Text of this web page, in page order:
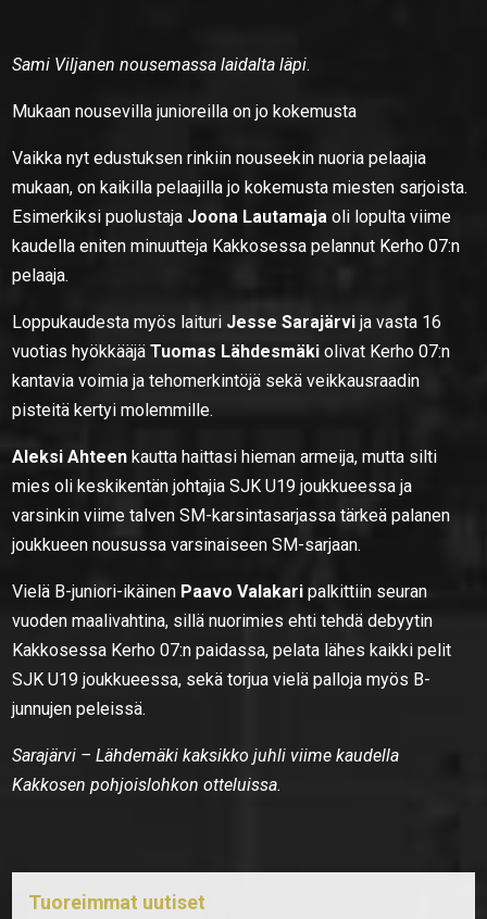
Sami Viljanen nousemassa laidalta läpi.
Mukaan nousevilla junioreilla on jo kokemusta
Vaikka nyt edustuksen rinkiin nouseekin nuoria pelaajia
mukaan, on kaikilla pelaajilla jo kokemusta miesten sarjoista.
Esimerkiksi puolustaja Joona Lautamaja oli lopulta viime
kaudella eniten minuutteja Kakkosessa pelannut Kerho 07:n
pelaaja.
Loppukaudesta myös laituri Jesse Sarajärvi ja vasta 16
vuotias hyökkääjäTuomas Lähdesmäki olivat Kerho 07:n
kantavia voimia ja tehomerkintöjä sekä veikkausraadin
pisteitä kertyi molemmille.
Aleksi Ahteen kautta haittasi hieman armeija, mutta silti
mies oli keskikentän johtajia SJK U19 joukkueessa ja
varsinkin viime talven SM-karsintasarjassa tärkeä palanen
joukkueen nousussa varsinaiseen SM-sarjaan.
Vielä B-juniori-ikäinen Paavo Valakari palkittiin seuran
vuoden maalivahtina, sillä nuorimies ehti tehdä debyytin
Kakkosessa Kerho 07:n paidassa, pelata lähes kaikki pelit
SJK U19 joukkueessa, sekä torjua vielä palloja myös B-
junnujen peleissä.
Sarajärvi – Lähdemäki kaksikko juhli viime kaudella
Kakkosen pohjoislohkon otteluissa.
Tuoreimmat uutiset